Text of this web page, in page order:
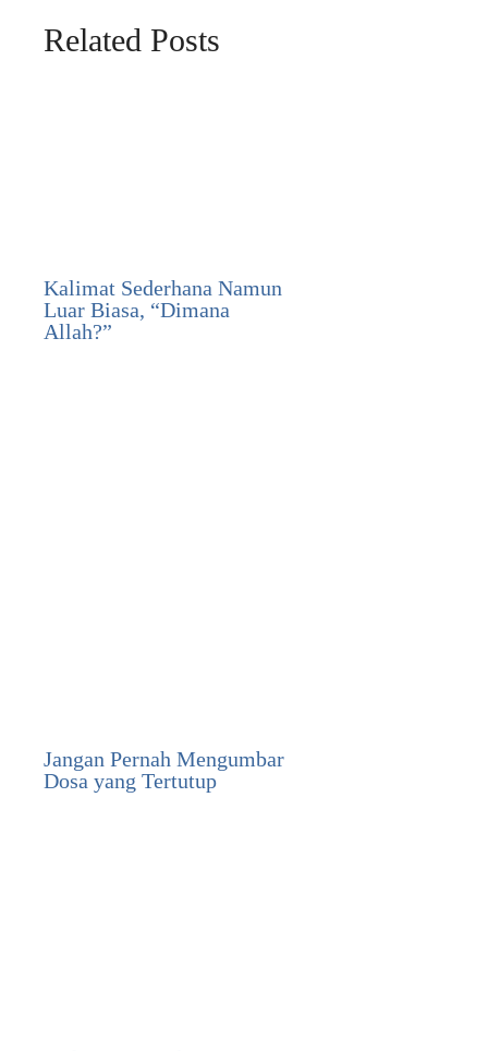
Related Posts
Kalimat Sederhana Namun
Luar Biasa, “Dimana
Allah?”
Jangan Pernah Mengumbar
Dosa yang Tertutup